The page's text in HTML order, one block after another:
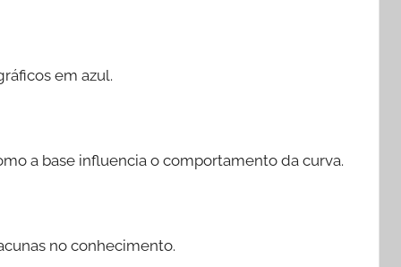
em azul.
a base influencia o comportamento da curva.
no conhecimento.